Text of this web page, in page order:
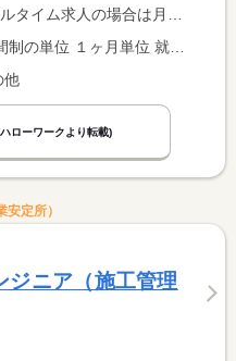
、パート求人の場合は時間額を表示しています。
他
ローワークより転載)
定所）
ジニア（施工管理